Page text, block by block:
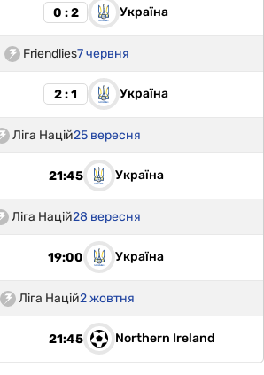
0 : 2 Україна
Friendlies7 червня
2 : 1 Україна
Ліга Націй25 вересня
21:45 Україна
Ліга Націй28 вересня
19:00 Україна
Ліга Націй2 жовтня
21:45 Northern Ireland